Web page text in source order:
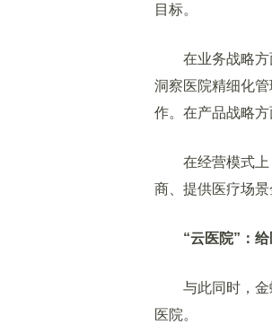
目标。
在业务战略方面
洞察医院精细化
作。在产品战略
在经营模式上，
商、提供医疗场
“云医院”：
与此同时，金蝶
医院。